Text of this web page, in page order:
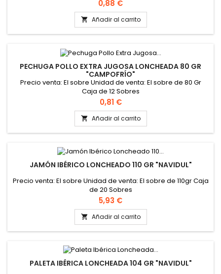
Precio
0,88 €
 Añadir al carrito
PECHUGA POLLO EXTRA JUGOSA LONCHEADA 80 GR
"CAMPOFRÍO"
Precio venta: El sobre Unidad de venta: El sobre de 80 Gr
Caja de 12 Sobres
Precio
0,81 €
 Añadir al carrito
JAMÓN IBÉRICO LONCHEADO 110 GR "NAVIDUL"
Precio venta: El sobre Unidad de venta: El sobre de 110gr Caja
de 20 Sobres
Precio
5,93 €
 Añadir al carrito
PALETA IBÉRICA LONCHEADA 104 GR "NAVIDUL"